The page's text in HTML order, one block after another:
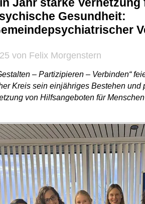
Jahr starke Vernetzung
Gesundheit:
von Felix Morgenstern
– Partizipieren – Verbinden“
Kreis sein einjähriges Bestehen und
von Hilfsangeboten für